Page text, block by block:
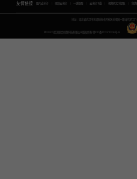
友情链接 图片去水印 视频去水印 一键抠图 去水印下载 视频转文字提取 免费
地址：湖北省武汉市东湖新技术开发区关南园一路当代
©2020武汉联合创想科技有限公司版权所有 鄂ICP备17031026号-8